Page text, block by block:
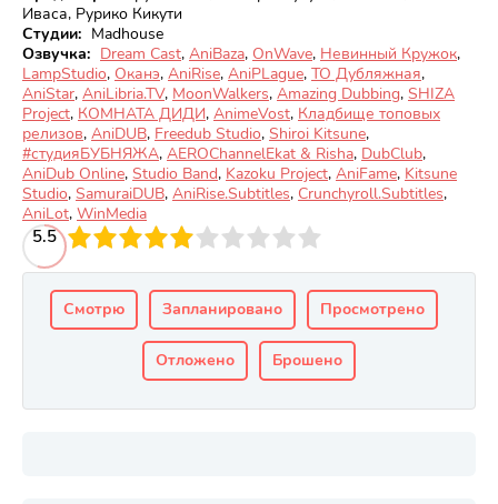
Иваса, Рурико Кикути
Студии: Madhouse
Озвучка: Dream Cast, AniBaza, OnWave, Невинный Кружок,
LampStudio, Оканэ, AniRise, AniPLague, ТО Дубляжная,
AniStar, AniLibria.TV, MoonWalkers, Amazing Dubbing, SHIZA
Project, КОМНАТА ДИДИ, AnimeVost, Кладбище топовых
релизов, AniDUB, Freedub Studio, Shiroi Kitsune,
#студияБУБНЯЖА, AEROChannelEkat & Risha, DubClub,
AniDub Online, Studio Band, Kazoku Project, AniFame, Kitsune
Studio, SamuraiDUB, AniRise.Subtitles, Crunchyroll.Subtitles,
AniLot, WinMedia
5.5
4 5 6 7 8 9 10
Смотрю Запланировано Просмотрено
Отложено Брошено